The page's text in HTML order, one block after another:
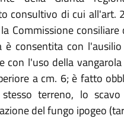
consultivo di cui all'art.
Commissione
è consentita con
con l'uso della
a cm. 6; è fatto
terreno, lo
del fungo ipogeo